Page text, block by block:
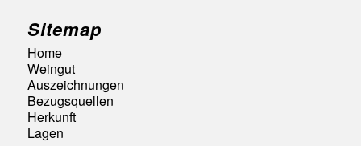
Sitemap
Home
Weingut
Auszeichnungen
Bezugsquellen
Herkunft
Lagen